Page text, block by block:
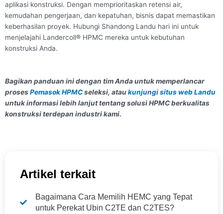
aplikasi konstruksi. Dengan memprioritaskan retensi air,
kemudahan pengerjaan, dan kepatuhan, bisnis dapat memastikan
keberhasilan proyek. Hubungi Shandong Landu hari ini untuk
menjelajahi Landercoll® HPMC mereka untuk kebutuhan
konstruksi Anda.
Bagikan panduan ini dengan tim Anda untuk memperlancar
prosesPemasok HPMCseleksi, atau kunjungi situs web Landu
untuk informasi lebih lanjut tentang solusi HPMC berkualitas
konstruksi terdepan industri kami.
Artikel terkait
Bagaimana Cara Memilih HEMC yang Tepat
untuk Perekat Ubin C2TE dan C2TES?